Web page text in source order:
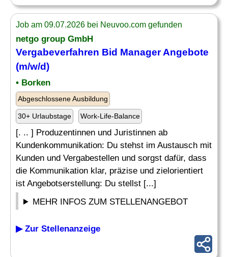
Job am 09.07.2026 bei Neuvoo.com gefunden
netgo group GmbH
Vergabeverfahren Bid ManagerAngebote
(m/w/d)
• Borken
Abgeschlossene Ausbildung
30+ Urlaubstage Work-Life-Balance
[. .. ] Produzentinnen und Juristinnen ab
Kundenkommunikation: Du stehst im Austausch mit
Kunden und Vergabestellen und sorgst dafür, dass
die Kommunikation klar, präzise und zielorientiert
ist Angebotserstellung: Du stellst [...]
MEHR INFOS ZUM STELLENANGEBOT
▶ Zur Stellenanzeige